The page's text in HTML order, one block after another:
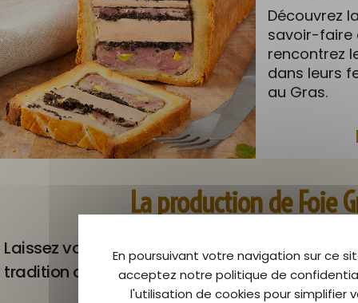
Découvrez
savoir-faire
rencontrez
dans leurs
au Gras.
La production de Foie
Laissez vous guider, partez à la rencontre des
tradition ancestrale
En poursuivant votre navigation sur ce
acceptez notre politique de
l'utilisation de cookies pour simplifier